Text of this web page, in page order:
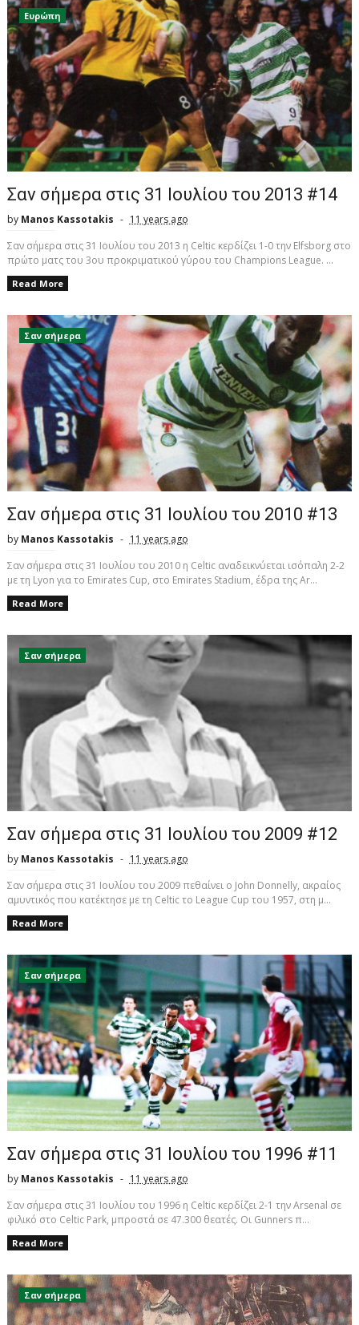
Ευρώπη
Σαν σήμερα στις 31 Ιουλίου του 2013 #14
by Manos Kassotakis
11 years ago
Σαν σήμερα στις 31 Ιουλίου του 2013 η Celtic κερδίζει 1-0 την Elfsborg στο
πρώτο ματς του 3ου προκριματικού γύρου του Champions League. ...
Read More
Σαν σήμερα
Σαν σήμερα στις 31 Ιουλίου του 2010 #13
by Manos Kassotakis
11 years ago
Σαν σήμερα στις 31 Ιουλίου του 2010 η Celtic αναδεικνύεται ισόπαλη 2-2
με τη Lyon για το Emirates Cup, στο Emirates Stadium, έδρα της Ar...
Read More
Σαν σήμερα
Σαν σήμερα στις 31 Ιουλίου του 2009 #12
by Manos Kassotakis
11 years ago
Σαν σήμερα στις 31 Ιουλίου του 2009 πεθαίνει ο John Donnelly, ακραίος
αμυντικός που κατέκτησε με τη Celtic το League Cup του 1957, στη μ...
Read More
Σαν σήμερα
Σαν σήμερα στις 31 Ιουλίου του 1996 #11
by Manos Kassotakis
11 years ago
Σαν σήμερα στις 31 Ιουλίου του 1996 η Celtic κερδίζει 2-1 την Arsenal σε
φιλικό στο Celtic Park, μπροστά σε 47.300 θεατές. Οι Gunners π...
Read More
Σαν σήμερα